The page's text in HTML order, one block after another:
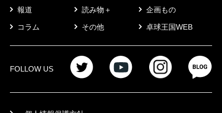
報道 読み物＋ 企画もの
コラム その他 卓球王国WEB
FOLLOW US